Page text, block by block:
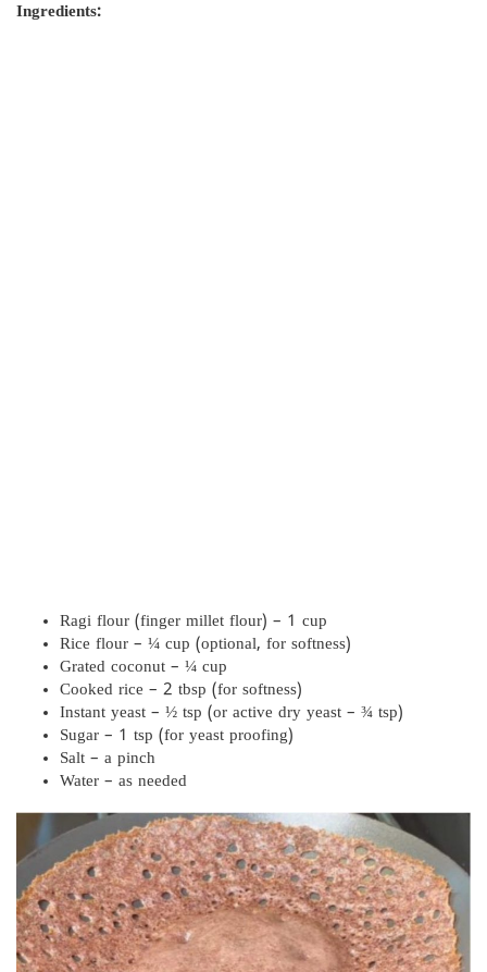
Ingredients:
Ragi flour (finger millet flour) – 1 cup
Rice flour – ¼ cup (optional, for softness)
Grated coconut – ¼ cup
Cooked rice – 2 tbsp (for softness)
Instant yeast – ½ tsp (or active dry yeast – ¾ tsp)
Sugar – 1 tsp (for yeast proofing)
Salt – a pinch
Water – as needed